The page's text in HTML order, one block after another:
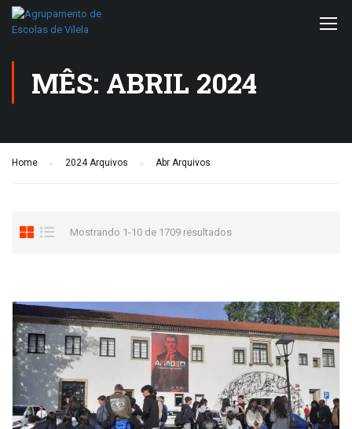
MÊS: ABRIL 2024
Home 2024 Arquivos Abr Arquivos
Mostrando 1-10 de 1709 resultados